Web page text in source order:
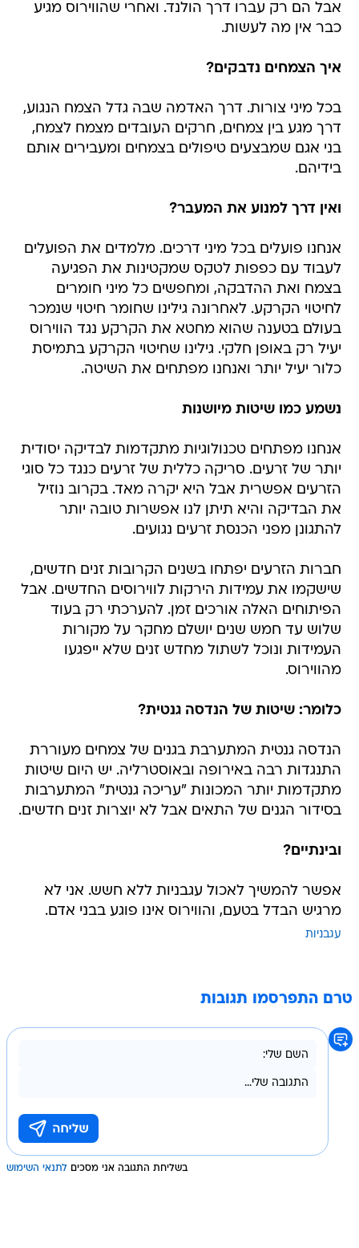
אבל הם רק עברו דרך הולנד. ואחרי שהווירוס מגיע
כבר אין מה לעשות.
איך הצמחים נדבקים?
בכל מיני צורות. דרך האדמה שבה גדל הצמח הנגוע,
דרך מגע בין צמחים, חרקים העובדים מצמח לצמח,
בני אגם שמבצעים טיפולים בצמחים ומעבירים אותם
בידיהם.
ואין דרך למנוע את המעבר?
אנחנו פועלים בכל מיני דרכים. מלמדים את הפועלים
לעבוד עם כפפות לטקס שמקטינות את הפגיעה
בצמח ואת ההדבקה, ומחפשים כל מיני חומרים
לחיטוי הקרקע. לאחרונה גילינו שחומר חיטוי שנמכר
בעולם בטענה שהוא מחטא את הקרקע נגד הווירוס
יעיל רק באופן חלקי. גילינו שחיטוי הקרקע בתמיסת
כלור יעיל יותר ואנחנו מפתחים את השיטה.
נשמע כמו שיטות מיושנות
אנחנו מפתחים טכנולוגיות מתקדמות לבדיקה יסודית
יותר של זרעים. סריקה כללית של זרעים כנגד כל סוגי
הזרעים אפשרית אבל היא יקרה מאד. בקרוב נוזיל
את הבדיקה והיא תיתן לנו אפשרות טובה יותר
להתגונן מפני הכנסת זרעים נגועים.
חברות הזרעים יפתחו בשנים הקרובות זנים חדשים,
שישקמו את עמידות הירקות לווירוסים החדשים. אבל
הפיתוחים האלה אורכים זמן. להערכתי רק בעוד
שלוש עד חמש שנים יושלם מחקר על מקורות
העמידות ונוכל לשתול מחדש זנים שלא ייפגעו
מהווירוס.
כלומר: שיטות של הנדסה גנטית?
הנדסה גנטית המתערבת בגנים של צמחים מעוררת
התנגדות רבה באירופה ובאוסטרליה. יש היום שיטות
מתקדמות יותר המכונות "עריכה גנטית" המתערבות
בסידור הגנים של התאים אבל לא יוצרות זנים חדשים.
ובינתיים?
אפשר להמשיך לאכול עגבניות ללא חשש. אני לא
מרגיש הבדל בטעם, והווירוס אינו פוגע בבני אדם.
עגבניות
טרם התפרסמו תגובות
בשליחת התגובה אני מסכים לתנאי השימוש